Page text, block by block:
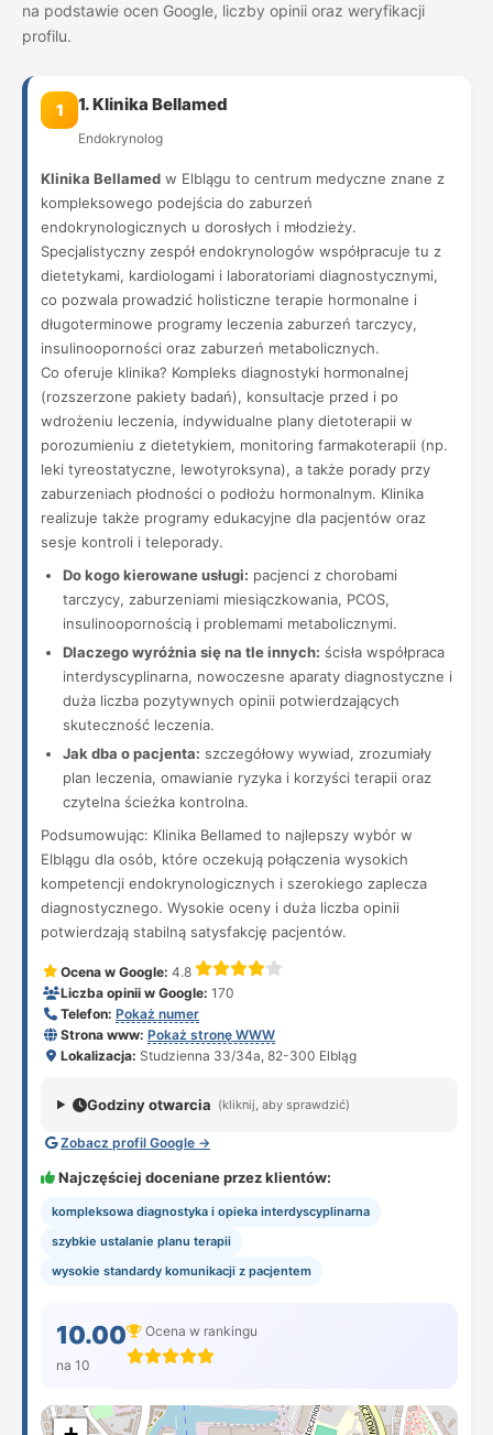
na podstawie ocen Google, liczby opinii oraz weryfikacji
profilu.
1 1. Klinika Bellamed
Endokrynolog
Klinika Bellamed w Elblągu to centrum medyczne znane z
kompleksowego podejścia do zaburzeń
endokrynologicznych u dorosłych i młodzieży.
Specjalistyczny zespół endokrynologów współpracuje tu z
dietetykami, kardiologami i laboratoriami diagnostycznymi,
co pozwala prowadzić holisticzne terapie hormonalne i
długoterminowe programy leczenia zaburzeń tarczycy,
insulinooporności oraz zaburzeń metabolicznych.
Co oferuje klinika? Kompleks diagnostyki hormonalnej
(rozszerzone pakiety badań), konsultacje przed i po
wdrożeniu leczenia, indywidualne plany dietoterapii w
porozumieniu z dietetykiem, monitoring farmakoterapii (np.
leki tyreostatyczne, lewotyroksyna), a także porady przy
zaburzeniach płodności o podłożu hormonalnym. Klinika
realizuje także programy edukacyjne dla pacjentów oraz
sesje kontroli i teleporady.
Do kogo kierowane usługi: pacjenci z chorobami
tarczycy, zaburzeniami miesiączkowania, PCOS,
insulinoopornością i problemami metabolicznymi.
Dlaczego wyróżnia się na tle innych: ścisła współpraca
interdyscyplinarna, nowoczesne aparaty diagnostyczne i
duża liczba pozytywnych opinii potwierdzających
skuteczność leczenia.
Jak dba o pacjenta: szczegółowy wywiad, zrozumiały
plan leczenia, omawianie ryzyka i korzyści terapii oraz
czytelna ścieżka kontrolna.
Podsumowując: Klinika Bellamed to najlepszy wybór w
Elblągu dla osób, które oczekują połączenia wysokich
kompetencji endokrynologicznych i szerokiego zaplecza
diagnostycznego. Wysokie oceny i duża liczba opinii
potwierdzają stabilną satysfakcję pacjentów.
Ocena w Google: 4.8
Liczba opinii w Google: 170
Telefon: Pokaż numer
Strona www: Pokaż stronę WWW
Lokalizacja: Studzienna 33/34a, 82-300 Elbląg
Godziny otwarcia (kliknij, aby sprawdzić)
Zobacz profil Google →
Najczęściej doceniane przez klientów:
kompleksowa diagnostyka i opieka interdyscyplinarna
szybkie ustalanie planu terapii
wysokie standardy komunikacji z pacjentem
10.00
na 10
Ocena w rankingu